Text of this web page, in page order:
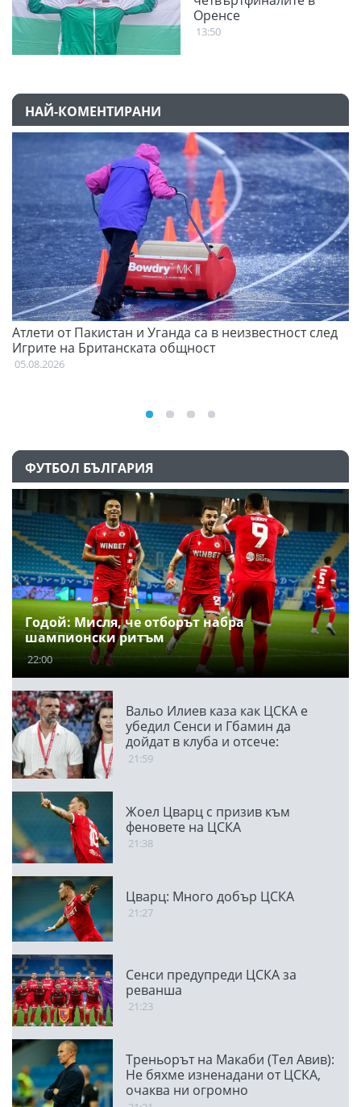
Оренсе
13:50
НАЙ-КОМЕНТИРАНИ
Атлети от Пакистан и Уганда са в неизвестност след
Игрите на Британската общност
05.08.2026
ФУТБОЛ БЪЛГАРИЯ
Годой: Мисля, че отборът набра
шампионски ритъм
22:00
Вальо Илиев каза как ЦСКА е
убедил Сенси и Гбамин да
дойдат в клуба и отсече:
Направихме изключителен
21:59
Жоел Цварц с призив към
феновете на ЦСКА
21:38
Цварц: Много добър ЦСКА
21:27
Сенси предупреди ЦСКА за
реванша
21:23
Треньорът на Макаби (Тел Авив):
Не бяхме изненадани от ЦСКА,
очаква ни огромно